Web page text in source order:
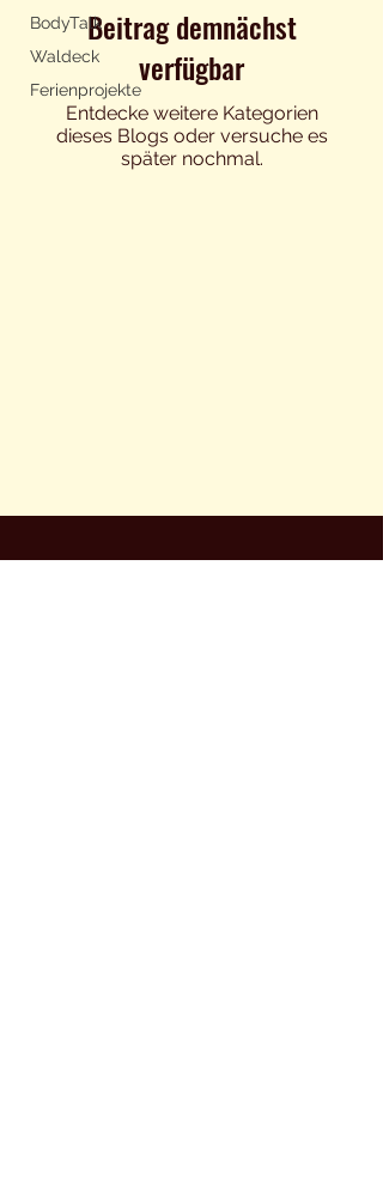
BodyTalk
Waldeck
Ferienprojekte
Beitrag demnächst
verfügbar
Entdecke weitere Kategorien
dieses Blogs oder versuche es
später nochmal.